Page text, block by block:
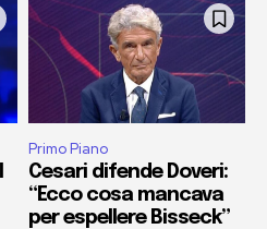
Primo Piano
Cesari difende Doveri:
“Ecco cosa mancava
per espellere Bisseck”